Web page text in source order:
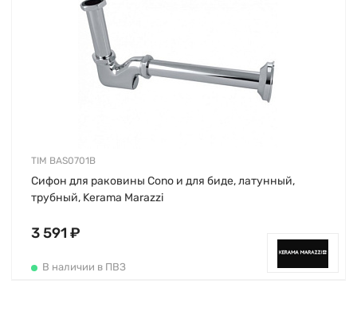
TIM BAS0701B
Сифон для раковины Cono и для биде, латунный,
трубный, Kerama Marazzi
3 591 ₽
В наличии в ПВЗ